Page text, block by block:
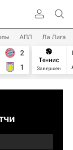
АПЛ Ла Лига
2
1
Теннис
Завершен